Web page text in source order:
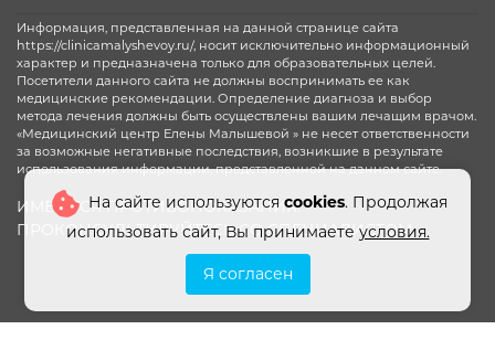
Информация, представленная на данной странице сайта
https://clinicamalyshevoy.ru/, носит исключительно информационный
характер и предназначена только для образовательных целей.
Посетители данного сайта не должны воспринимать ее как
медицинские рекомендации. Определение диагноза и выбор
метода лечения должны быть осуществлены вашим лечащим врачом.
«Медицинский центр Елены Малышевой » не несет ответственности
за возможные негативные последствия, возникшие в результате
использования информации, представленной на данном сайте.
ИМЕЮТСЯ ПРОТИВОПОКАЗАНИЯ.
ПРОКОНСУЛЬТИРУЙТЕСЬ СО СПЕЦИАЛИСТОМ
На сайте используются cookies. Продолжая
использовать сайт, Вы принимаете условия.
Я согласен